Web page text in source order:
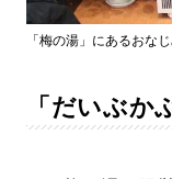
「梅の湯」にあるおな
「だいぶか